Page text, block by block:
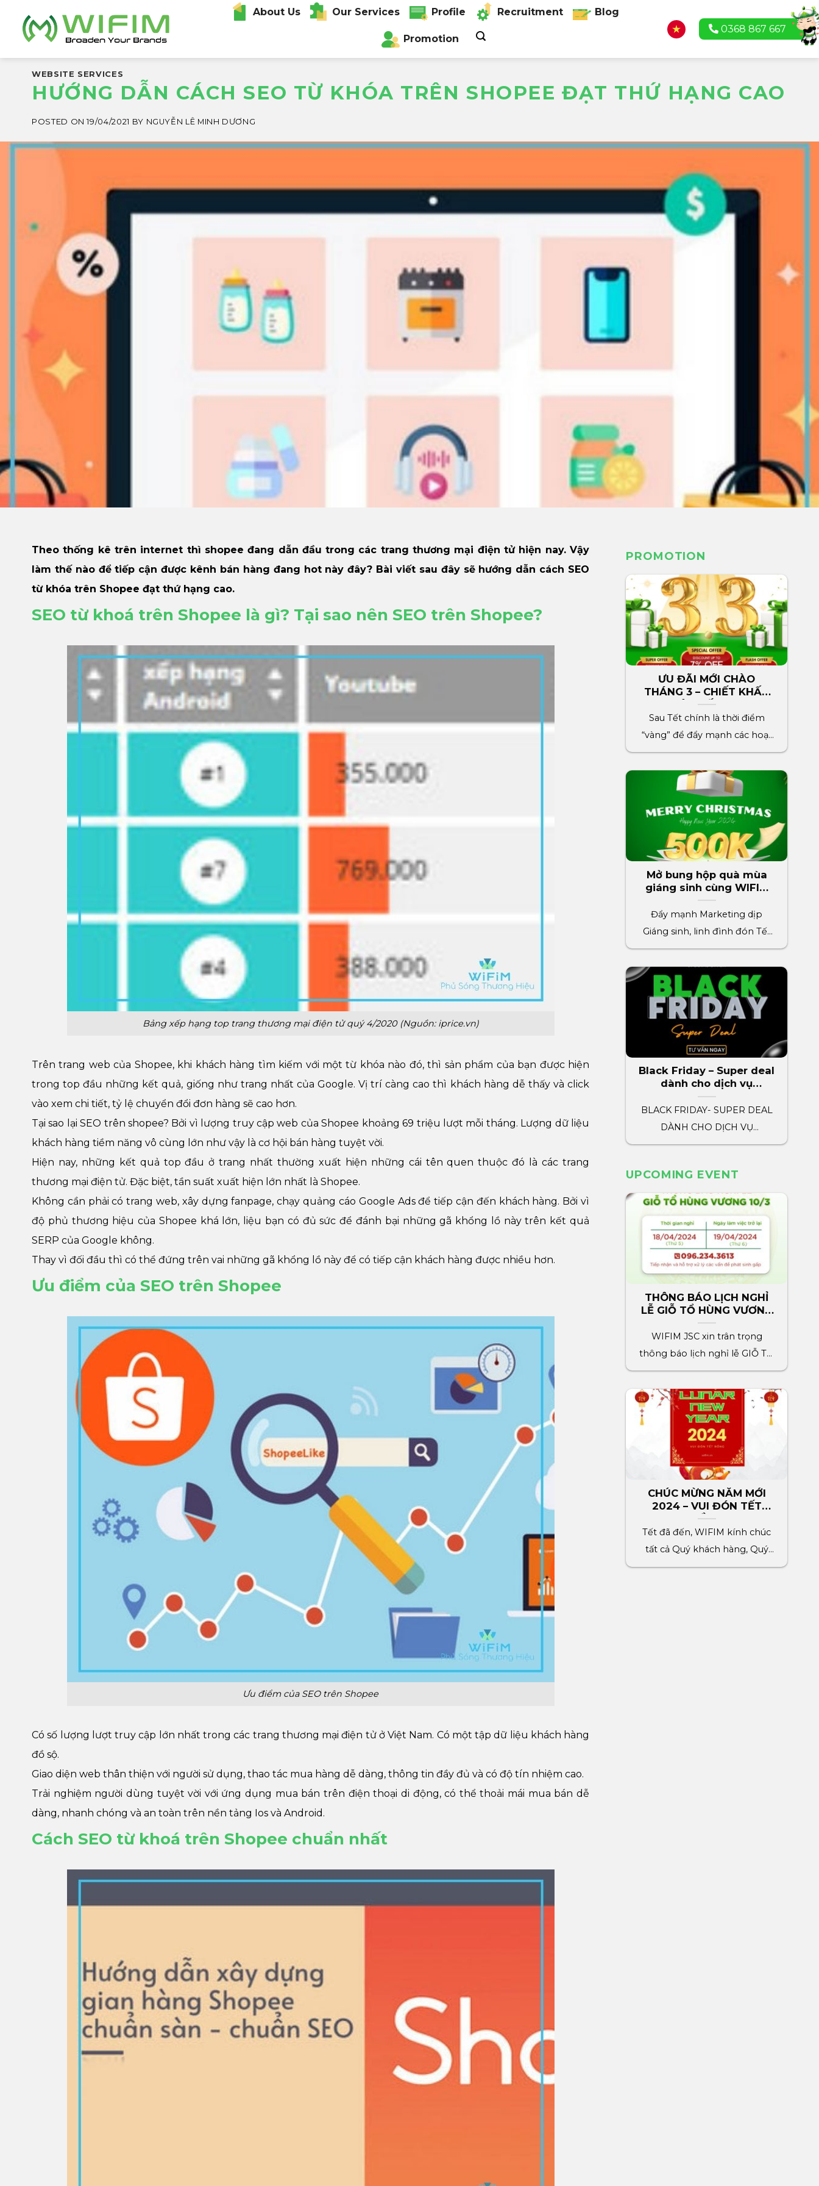
content
About Us Our Services Profile Recruitment Blog
Promotion
0368 867 667
WEBSITE SERVICES
HƯỚNG DẪN CÁCH SEO TỪ KHÓA TRÊN SHOPEE ĐẠT THỨ HẠNG CAO
POSTED ON19/04/2021 BY NGUYỄN LÊ MINH DƯƠNG
Theo thống kê trên internet thì shopee đang dẫn đầu trong các trang thương mại điện tử hiện nay. Vậy
làm thế nào để tiếp cận được kênh bán hàng đang hot này đây? Bài viết sau đây sẽ hướng dẫn cách SEO
từ khóa trên Shopee đạt thứ hạng cao.
SEO từ khoá trên Shopee là gì? Tại sao nên SEO trên Shopee?
Bảng xếp hạng top trang thương mại điện tử quý 4/2020 (Nguồn: iprice.vn)
Trên trang web của Shopee, khi khách hàng tìm kiếm với một từ khóa nào đó, thì sản phẩm của bạn được hiện
trong top đầu những kết quả, giống như trang nhất của Google. Vị trí càng cao thì khách hàng dễ thấy và click
vào xem chi tiết, tỷ lệ chuyển đổi đơn hàng sẽ cao hơn.
Tại sao lại SEO trên shopee? Bởi vì lượng truy cập web của Shopee khoảng 69 triệu lượt mỗi tháng. Lượng dữ liệu
khách hàng tiềm năng vô cùng lớn như vậy là cơ hội bán hàng tuyệt vời.
Hiện nay, những kết quả top đầu ở trang nhất thường xuất hiện những cái tên quen thuộc đó là các trang
thương mại điện tử. Đặc biệt, tần suất xuất hiện lớn nhất là Shopee.
Không cần phải có trang web, xây dựng fanpage, chạy quảng cáo Google Ads để tiếp cận đến khách hàng. Bởi vì
độ phủ thương hiệu của Shopee khá lớn, liệu bạn có đủ sức để đánh bại những gã khổng lồ này trên kết quả
SERP của Google không.
Thay vì đối đầu thì có thể đứng trên vai những gã khổng lồ này để có tiếp cận khách hàng được nhiều hơn.
Ưu điểm của SEO trên Shopee
Ưu điểm của SEO trên Shopee
Có số lượng lượt truy cập lớn nhất trong các trang thương mại điện tử ở Việt Nam. Có một tập dữ liệu khách hàng
đồ sộ.
Giao diện web thân thiện với người sử dụng, thao tác mua hàng dễ dàng, thông tin đầy đủ và có độ tín nhiệm cao.
Trải nghiệm người dùng tuyệt vời với ứng dụng mua bán trên điện thoại di động, có thể thoải mái mua bán dễ
dàng, nhanh chóng và an toàn trên nền tảng Ios và Android.
Cách SEO từ khoá trên Shopee chuẩn nhất
PROMOTION
ƯU ĐÃI MỚI CHÀO
THÁNG 3 – CHIẾT KHẤU
LÊN ĐẾN 7%
Sau Tết chính là thời điểm
“vàng” để đẩy mạnh các hoạt
động marketing cho[...]
Mở bung hộp quà mùa
giáng sinh cùng WIFIM
phần quà trị giá 500k
Đẩy mạnh Marketing dịp
Giáng sinh, linh đình đón Tết
2024 cùng WIFIM. Thúc đẩy[...]
Black Friday – Super deal
dành cho dịch vụ
marketing wifim
BLACK FRIDAY- SUPER DEAL
DÀNH CHO DỊCH VỤ
MARKETING WIFIM WIFIM
UPCOMING EVENT
THÔNG BÁO LỊCH NGHỈ
LỄ GIỖ TỔ HÙNG VƯƠNG
2024
WIFIM JSC xin trân trọng
thông báo lịch nghỉ lễ GIỖ TỔ
HÙNG VƯƠNG đến[...]
CHÚC MỪNG NĂM MỚI
2024 – VUI ĐÓN TẾT
RỒNG
Tết đã đến, WIFIM kính chúc
tất cả Quý khách hàng, Quý
đối tác, toàn[...]